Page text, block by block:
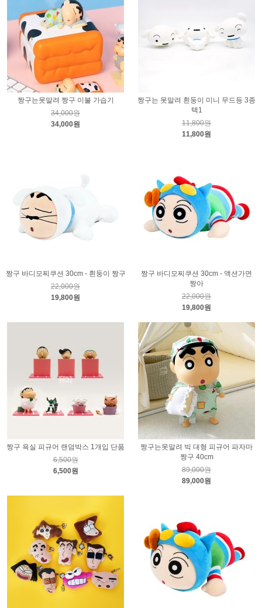
짱구는못말려 짱구 이불 가습기
34,000원
34,000원
짱구는 못말려 흰둥이 미니 무드등 3종
택1
11,800원
11,800원
짱구 바디모찌쿠션 30cm - 흰둥이 짱구
22,000원
19,800원
짱구 바디모찌쿠션 30cm - 액션가면
짱아
22,000원
19,800원
짱구 욕실 피규어 랜덤박스 1개입 단품
6,500원
6,500원
짱구는못말려 빅 대형 피규어 파자마
짱구 40cm
89,000원
89,000원